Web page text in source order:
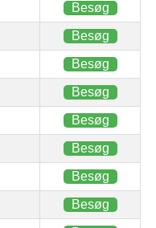
Besøg
Besøg
Besøg
Besøg
Besøg
Besøg
Besøg
Besøg